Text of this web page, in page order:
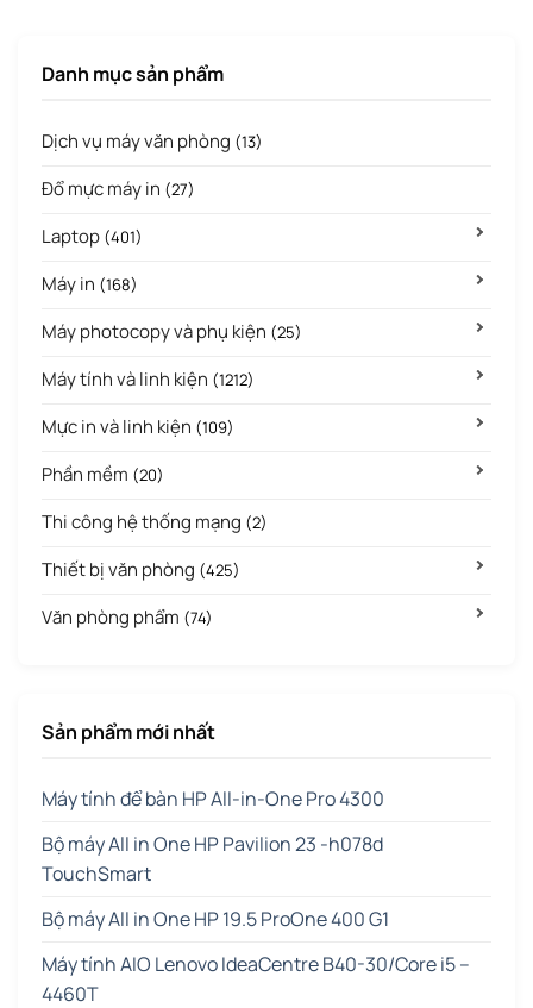
Danh mục sản phẩm
Dịch vụ máy văn phòng (13)
Đổ mực máy in (27)
Laptop (401)
Máy in (168)
Máy photocopy và phụ kiện (25)
Máy tính và linh kiện (1212)
Mực in và linh kiện (109)
Phần mềm (20)
Thi công hệ thống mạng (2)
Thiết bị văn phòng (425)
Văn phòng phẩm (74)
Sản phẩm mới nhất
Máy tính để bàn HP All-in-One Pro 4300
Bộ máy All in One HP Pavilion 23 -h078d
TouchSmart
Bộ máy All in One HP 19.5 ProOne 400 G1
Máy tính AIO Lenovo IdeaCentre B40-30/Core i5 –
4460T